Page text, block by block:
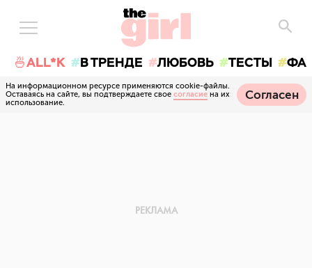
🍜ALL*K В ТРЕНДЕ ЛЮБОВЬ ТЕСТЫ
На информационном ресурсе применяются cookie-файлы.
Оставаясь на сайте, вы подтверждаете свое согласие на их
использование.
Согласен